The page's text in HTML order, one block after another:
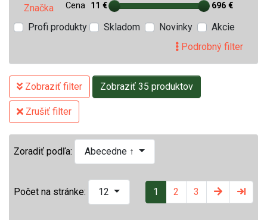
Značka Cena 11 € 696 €
Profi produkty Skladom Novinky
Akcie
Podrobný filter
Zobraziť filter Zobraziť 35 produktov
Zrušiť filter
Zoradiť podľa: Abecedne ↑
Počet na stránke: 12 1 2 3